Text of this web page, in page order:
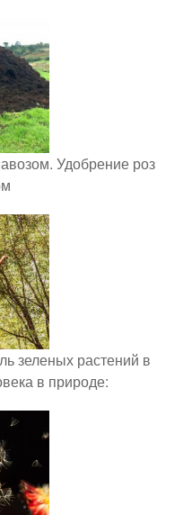
Удобрение роз
зеленых растений в
в природе: